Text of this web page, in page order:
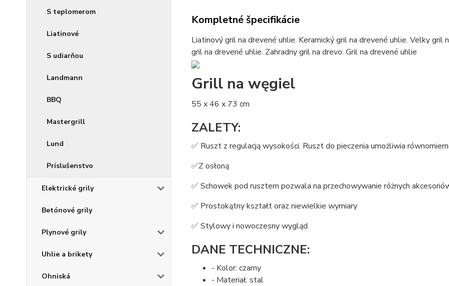
S teplomerom
Liatinové
S udiarňou
Landmann
BBQ
Mastergrill
Lund
Príslušenstvo
Elektrické grily
Betónové grily
Plynové grily
Uhlie a brikety
Ohniská
Kompletné špecifikácie
Liatinový gril na drevené uhlie. Keramický gril na drevené uhlie. Velky gril
gril na drevené uhlie. Zahradny gril na drevo. Gril na drevené uhlie
Grill na węgiel
55 x 46 x 73 cm
ZALETY:
✅ Ruszt z regulacją wysokości. Ruszt do pieczenia umożliwia
✅Z osłoną
✅ Schowek pod rusztem pozwala na przechowywanie różnych
✅ Prostokątny kształt oraz niewielkie wymiary
✅ Stylowy i nowoczesny wygląd
DANE TECHNICZNE:
- Kolor: czarny
- Materiał: stal